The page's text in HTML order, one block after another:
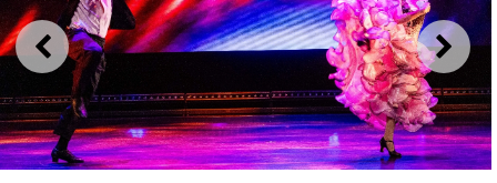
ANTERIOR